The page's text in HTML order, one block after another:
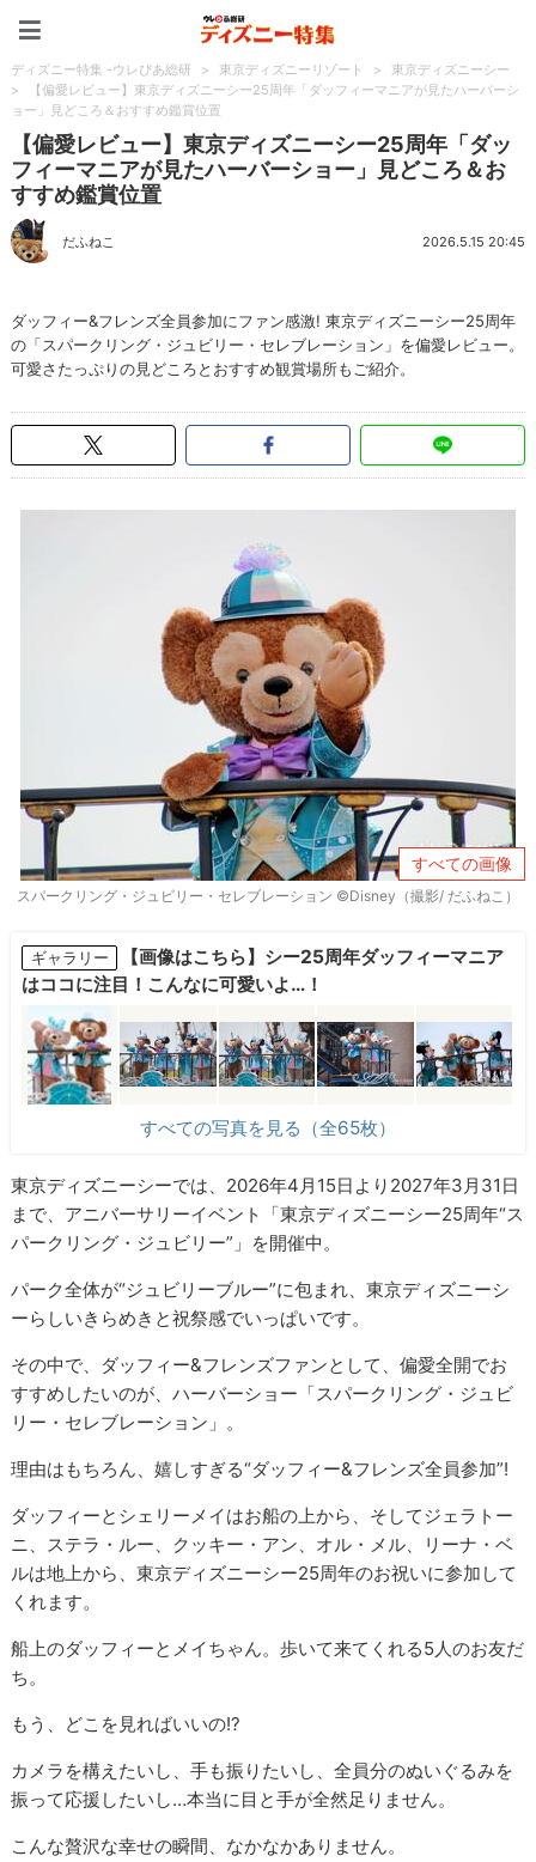
ディズニー特集 -ウレぴあ総研 > 東京ディズニーリゾート >
東京ディズニーシー
>
【偏愛レビュー】東京ディズニーシー25周年「ダッフィーマニアが見たハーバーシ
ョー」見どころ＆おすすめ鑑賞位置
【偏愛レビュー】東京ディズニーシー25周年「ダッ
フィーマニアが見たハーバーショー」見どころ＆お
すすめ鑑賞位置
だふねこ 2026.5.15 20:45
ダッフィー&フレンズ全員参加にファン感激! 東京ディズニーシー25周年
の「スパークリング・ジュビリー・セレブレーション」を偏愛レビュー。
可愛さたっぷりの見どころとおすすめ観賞場所もご紹介。
すべての画像
スパークリング・ジュビリー・セレブレーション ©Disney（撮影/ だふねこ）
ギャラリー
【画像はこちら】シー25周年ダッフィーマニア
はココに注目！こんなに可愛いよ…！
すべての写真を見る（全65枚）
東京ディズニーシーでは、2026年4月15日より2027年3月31日
まで、アニバーサリーイベント「東京ディズニーシー25周年“ス
パークリング・ジュビリー”」を開催中。
パーク全体が“ジュビリーブルー”に包まれ、東京ディズニーシ
ーらしいきらめきと祝祭感でいっぱいです。
その中で、ダッフィー&フレンズファンとして、偏愛全開でお
すすめしたいのが、ハーバーショー「スパークリング・ジュビ
リー・セレブレーション」。
理由はもちろん、嬉しすぎる“ダッフィー&フレンズ全員参加”!
ダッフィーとシェリーメイはお船の上から、そしてジェラトー
ニ、ステラ・ルー、クッキー・アン、オル・メル、リーナ・ベ
ルは地上から、東京ディズニーシー25周年のお祝いに参加して
くれます。
船上のダッフィーとメイちゃん。歩いて来てくれる5人のお友だ
ち。
もう、どこを見ればいいの!?
カメラを構えたいし、手も振りたいし、全員分のぬいぐるみを
振って応援したいし…本当に目と手が全然足りません。
こんな贅沢な幸せの瞬間、なかなかありません。